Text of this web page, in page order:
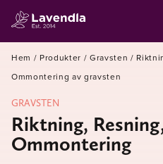
Hem / Produkter / Gravsten /
Ommontering av gravsten
GRAVSTEN
Riktning,
Ommontering